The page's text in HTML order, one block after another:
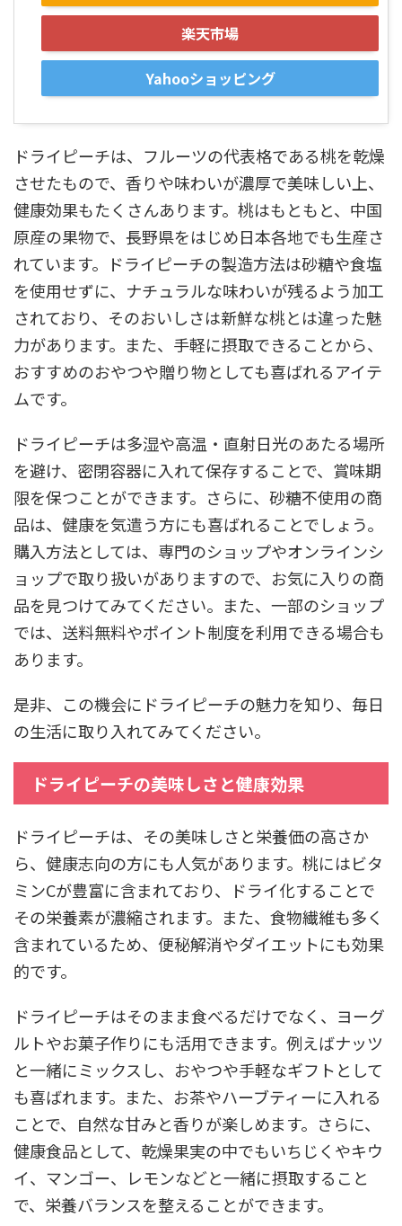
楽天市場
Yahooショッピング
ドライピーチは、フルーツの代表格である桃を乾燥
させたもので、香りや味わいが濃厚で美味しい上、
健康効果もたくさんあります。桃はもともと、中国
原産の果物で、長野県をはじめ日本各地でも生産さ
れています。ドライピーチの製造方法は砂糖や食塩
を使用せずに、ナチュラルな味わいが残るよう加工
されており、そのおいしさは新鮮な桃とは違った魅
力があります。また、手軽に摂取できることから、
おすすめのおやつや贈り物としても喜ばれるアイテ
ムです。
ドライピーチは多湿や高温・直射日光のあたる場所
を避け、密閉容器に入れて保存することで、賞味期
限を保つことができます。さらに、砂糖不使用の商
品は、健康を気遣う方にも喜ばれることでしょう。
購入方法としては、専門のショップやオンラインシ
ョップで取り扱いがありますので、お気に入りの商
品を見つけてみてください。また、一部のショップ
では、送料無料やポイント制度を利用できる場合も
あります。
是非、この機会にドライピーチの魅力を知り、毎日
の生活に取り入れてみてください。
ドライピーチの美味しさと健康効果
ドライピーチは、その美味しさと栄養価の高さか
ら、健康志向の方にも人気があります。桃にはビタ
ミンCが豊富に含まれており、ドライ化することで
その栄養素が濃縮されます。また、食物繊維も多く
含まれているため、便秘解消やダイエットにも効果
的です。
ドライピーチはそのまま食べるだけでなく、ヨーグ
ルトやお菓子作りにも活用できます。例えばナッツ
と一緒にミックスし、おやつや手軽なギフトとして
も喜ばれます。また、お茶やハーブティーに入れる
ことで、自然な甘みと香りが楽しめます。さらに、
健康食品として、乾燥果実の中でもいちじくやキウ
イ、マンゴー、レモンなどと一緒に摂取すること
で、栄養バランスを整えることができます。